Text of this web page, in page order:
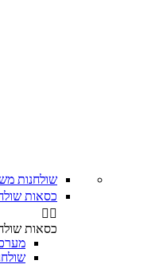
שולחנות
כסאות
 
כסאות